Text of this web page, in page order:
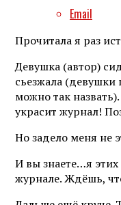
Email
Прочитала я раз
Девушка (автор)
сьезжала
можно так
украсит журнал!
Но задело меня не
И вы знаете…я
журнале. Ждёшь,